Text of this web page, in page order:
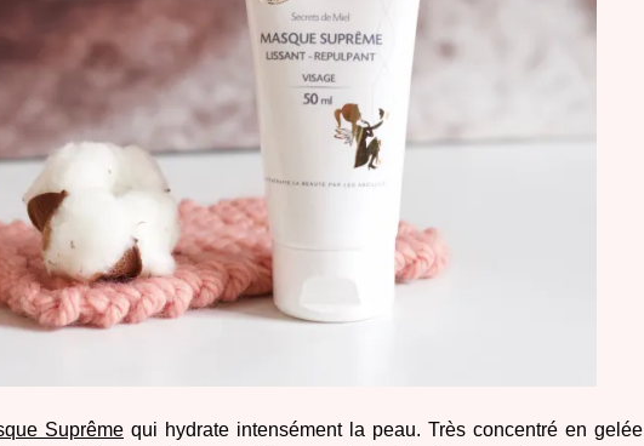
Suprêmequi hydrate intensément la peau. Très concentré en gelée